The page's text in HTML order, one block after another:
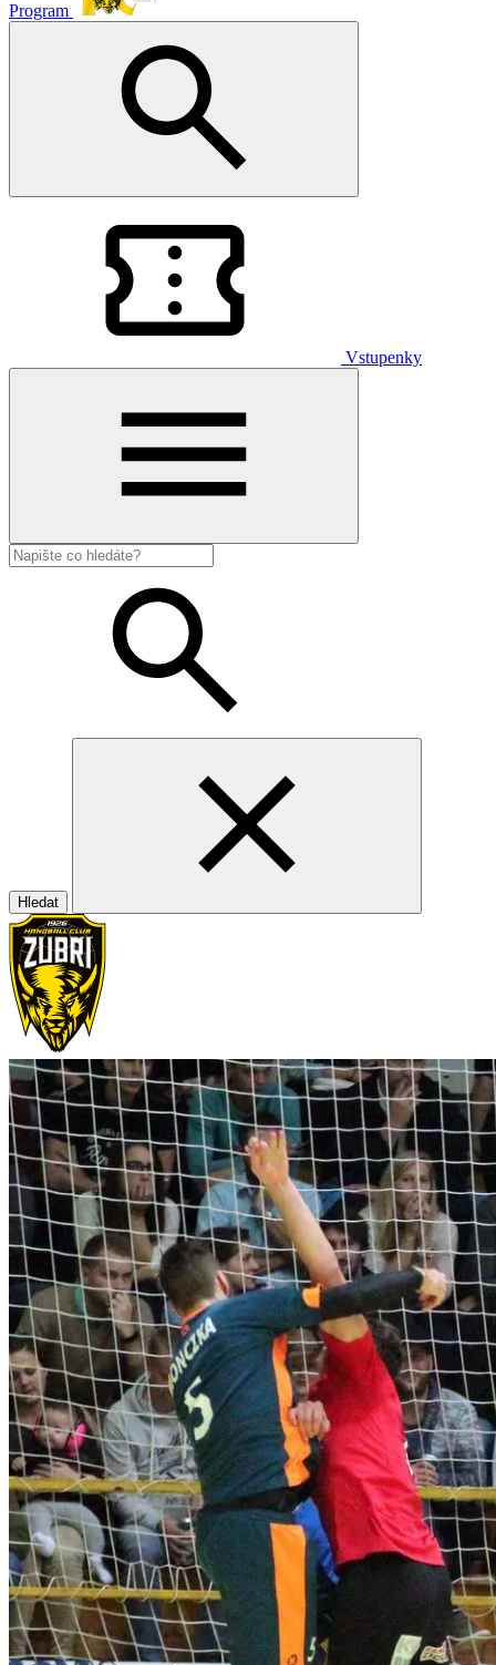
Program
Vstupenky
Hledat